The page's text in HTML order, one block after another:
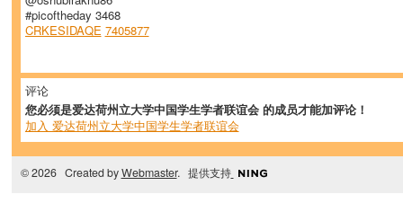
#picoftheday 3468
CRKESIDAQE 7405877
评论
您必须是爱达荷州立大学中国学生学者联谊会 的成员才能加评论！
加入 爱达荷州立大学中国学生学者联谊会
© 2026 Created byWebmaster. 提供支持